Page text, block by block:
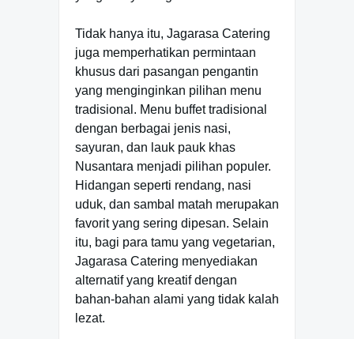
Tidak hanya itu, Jagarasa Catering
juga memperhatikan permintaan
khusus dari pasangan pengantin
yang menginginkan pilihan menu
tradisional. Menu buffet tradisional
dengan berbagai jenis nasi,
sayuran, dan lauk pauk khas
Nusantara menjadi pilihan populer.
Hidangan seperti rendang, nasi
uduk, dan sambal matah merupakan
favorit yang sering dipesan. Selain
itu, bagi para tamu yang vegetarian,
Jagarasa Catering menyediakan
alternatif yang kreatif dengan
bahan-bahan alami yang tidak kalah
lezat.